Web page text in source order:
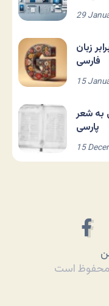
29
زبان
فارسی
15
به شعر
پارسی
15